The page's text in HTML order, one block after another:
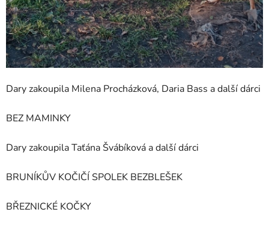
Dary zakoupila Milena Procházková, Daria Bass a další dárci
BEZ MAMINKY
Dary zakoupila Taťána Švábíková a další dárci
BRUNÍKŮV KOČIČÍ SPOLEK BEZBLEŠEK
BŘEZNICKÉ KOČKY